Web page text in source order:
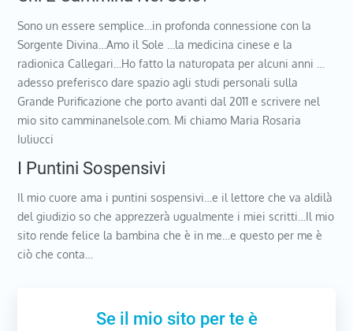
Sono un essere semplice…in profonda connessione con la
Sorgente Divina…Amo il Sole …la medicina cinese e la
radionica Callegari…Ho fatto la naturopata per alcuni anni …
adesso preferisco dare spazio agli studi personali sulla
Grande Purificazione che porto avanti dal 2011 e scrivere nel
mio sito camminanelsole.com. Mi chiamo Maria Rosaria
Iuliucci
I Puntini Sospensivi
Il mio cuore ama i puntini sospensivi…e il lettore che va aldilà
del giudizio so che apprezzerà ugualmente i miei scritti…Il mio
sito rende felice la bambina che è in me…e questo per me è
ciò che conta…
Se il mio sito per te è